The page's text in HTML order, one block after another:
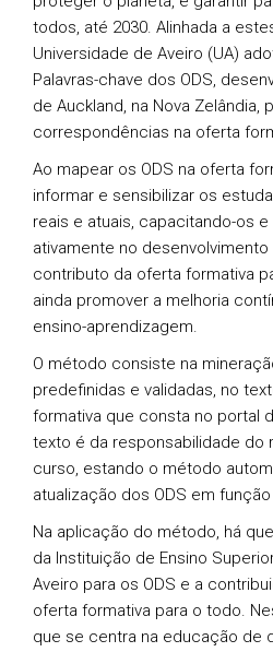
todos, até 2030. Alinhada a
Universidade de Aveiro (UA)
Palavras-chave dos ODS,
de Auckland, na Nova Zelândia,
correspondências na oferta
Ao mapear os ODS na oferta
informar e sensibilizar os
reais e atuais, capacitando-os
ativamente no
contributo da oferta formativa
ainda promover a melhoria
ensino-aprendizagem.
O método consiste na
predefinidas e validadas, no
formativa que consta no portal
texto é da responsabilidade do
curso, estando o método
atualização dos ODS em
Na aplicação do método, há
da Instituição de Ensino
Aveiro para os ODS e a
oferta formativa para o todo.
que se centra na educação de